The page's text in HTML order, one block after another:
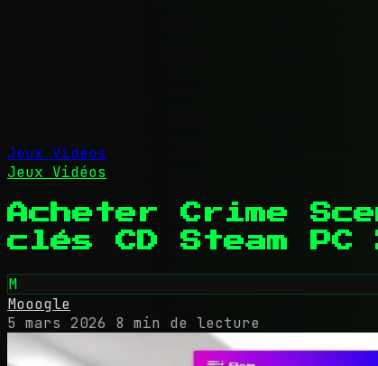
Jeux Vidéos
Jeux Vidéos
Acheter Crime
clés CD Steam PC
M
Mooogle
5 mars 2026
8 min de lecture